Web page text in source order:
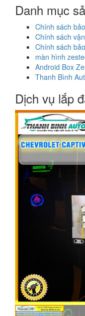
Danh mục
Chính sách
Chính sách
Chính sách
màn hình
Android Box
Thanh Bình
Dịch vụ lắp